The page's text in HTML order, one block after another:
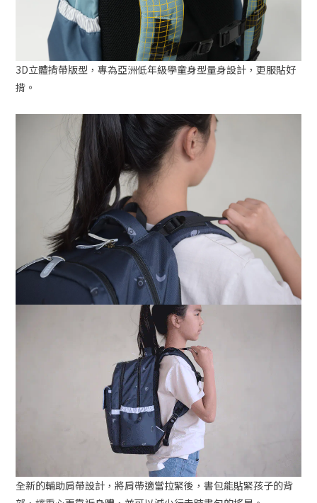
3D立體揹帶版型，專為亞洲低年級學童身型量身設計，更服貼好
揹。
全新的輔助肩帶設計，將肩帶適當拉緊後，書包能貼緊孩子的背